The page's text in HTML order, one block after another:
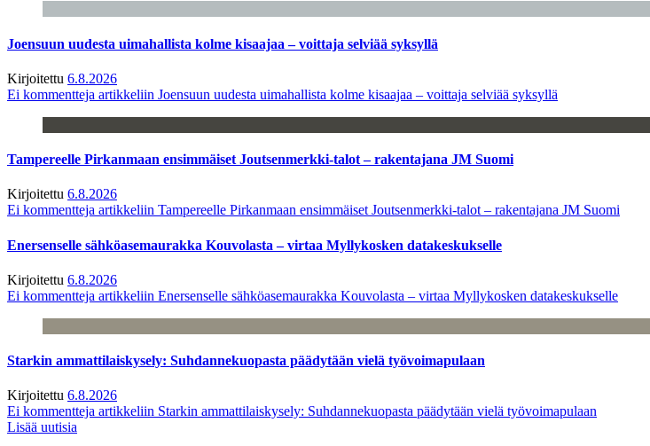
Joensuun uudesta uimahallista kolme kisaajaa – voittaja selviää syksyllä
Kirjoitettu 6.8.2026
Ei kommentteja artikkeliin Joensuun uudesta uimahallista kolme kisaajaa – voittaja selviää syksyllä
Tampereelle Pirkanmaan ensimmäiset Joutsenmerkki-talot – rakentajana JM Suomi
Kirjoitettu 6.8.2026
Ei kommentteja artikkeliin Tampereelle Pirkanmaan ensimmäiset Joutsenmerkki-talot – rakentajana JM Suomi
Enersenselle sähköasemaurakka Kouvolasta – virtaa Myllykosken datakeskukselle
Kirjoitettu 6.8.2026
Ei kommentteja artikkeliin Enersenselle sähköasemaurakka Kouvolasta – virtaa Myllykosken datakeskukselle
Starkin ammattilaiskysely: Suhdannekuopasta päädytään vielä työvoimapulaan
Kirjoitettu 6.8.2026
Ei kommentteja artikkeliin Starkin ammattilaiskysely: Suhdannekuopasta päädytään vielä työvoimapulaan
Lisää uutisia